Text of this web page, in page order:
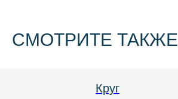
СМОТРИТЕ ТАКЖЕ
Круг